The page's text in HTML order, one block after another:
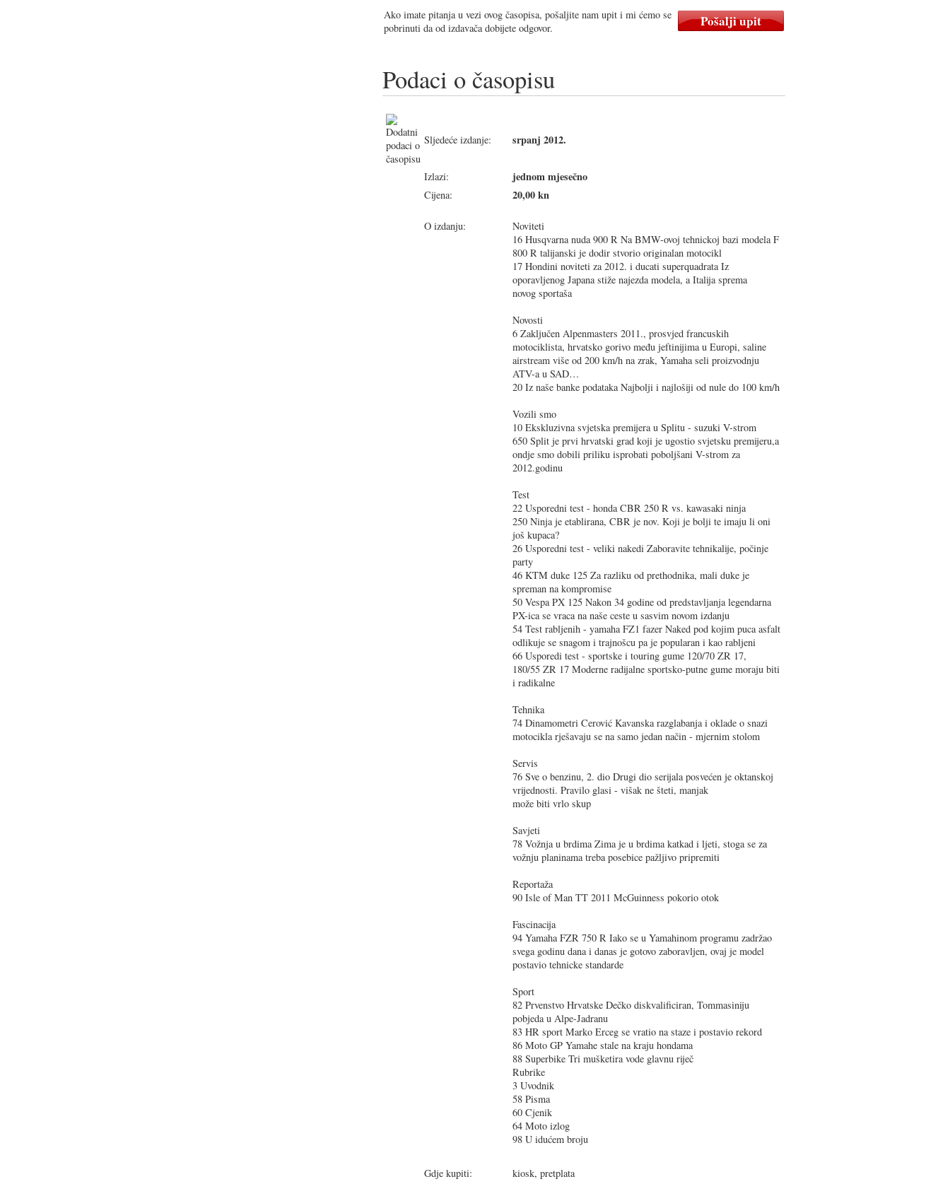
Ako imate pitanja u vezi ovog časopisa, pošaljite nam upit i mi ćemo se
pobrinuti da od izdavača dobijete odgovor.
Podaci o časopisu
Sljedeće izdanje: srpanj 2012.
Izlazi: jednom mjesečno
Cijena: 20,00 kn
O izdanju:
Noviteti
16 Husqvarna nuda 900 R Na BMW-ovoj tehnickoj bazi modela F
800 R talijanski je dodir stvorio originalan motocikl
17 Hondini noviteti za 2012. i ducati superquadrata Iz
oporavljenog Japana stiže najezda modela, a Italija sprema
novog sportaša
Novosti
6 Zaključen Alpenmasters 2011., prosvjed francuskih
motociklista, hrvatsko gorivo među jeftinijima u Europi, saline
airstream više od 200 km/h na zrak, Yamaha seli proizvodnju
ATV-a u SAD…
20 Iz naše banke podataka Najbolji i najlošiji od nule do 100 km/h
Vozili smo
10 Ekskluzivna svjetska premijera u Splitu - suzuki V-strom
650 Split je prvi hrvatski grad koji je ugostio svjetsku premijeru,a
ondje smo dobili priliku isprobati poboljšani V-strom za
2012.godinu
Test
22 Usporedni test - honda CBR 250 R vs. kawasaki ninja
250 Ninja je etablirana, CBR je nov. Koji je bolji te imaju li oni
još kupaca?
26 Usporedni test - veliki nakedi Zaboravite tehnikalije, počinje
party
46 KTM duke 125 Za razliku od prethodnika, mali duke je
spreman na kompromise
50 Vespa PX 125 Nakon 34 godine od predstavljanja legendarna
PX-ica se vraca na naše ceste u sasvim novom izdanju
54 Test rabljenih - yamaha FZ1 fazer Naked pod kojim puca asfalt
odlikuje se snagom i trajnošcu pa je popularan i kao rabljeni
66 Usporedi test - sportske i touring gume 120/70 ZR 17,
180/55 ZR 17 Moderne radijalne sportsko-putne gume moraju biti
i radikalne
Tehnika
74 Dinamometri Cerović Kavanska razglabanja i oklade o snazi
motocikla rješavaju se na samo jedan način - mjernim stolom
Servis
76 Sve o benzinu, 2. dio Drugi dio serijala posvećen je oktanskoj
vrijednosti. Pravilo glasi - višak ne šteti, manjak
može biti vrlo skup
Savjeti
78 Vožnja u brdima Zima je u brdima katkad i ljeti, stoga se za
vožnju planinama treba posebice pažljivo pripremiti
Reportaža
90 Isle of Man TT 2011 McGuinness pokorio otok
Fascinacija
94 Yamaha FZR 750 R Iako se u Yamahinom programu zadržao
svega godinu dana i danas je gotovo zaboravljen, ovaj je model
postavio tehnicke standarde
Sport
82 Prvenstvo Hrvatske Dečko diskvalificiran, Tommasiniju
pobjeda u Alpe-Jadranu
83 HR sport Marko Erceg se vratio na staze i postavio rekord
86 Moto GP Yamahe stale na kraju hondama
88 Superbike Tri mušketira vode glavnu riječ
Rubrike
3 Uvodnik
58 Pisma
60 Cjenik
64 Moto izlog
98 U idućem broju
Gdje kupiti:
kiosk, pretplata